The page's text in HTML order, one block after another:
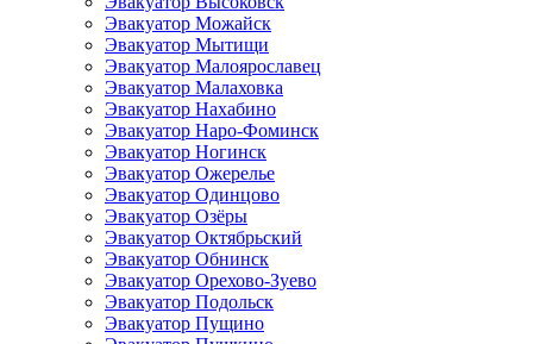
Эвакуатор Можайск
Эвакуатор Мытищи
Эвакуатор Малоярославец
Эвакуатор Малаховка
Эвакуатор Нахабино
Эвакуатор Наро-Фоминск
Эвакуатор Ногинск
Эвакуатор Ожерелье
Эвакуатор Одинцово
Эвакуатор Озёры
Эвакуатор Октябрьский
Эвакуатор Обнинск
Эвакуатор Орехово-Зуево
Эвакуатор Подольск
Эвакуатор Пущино